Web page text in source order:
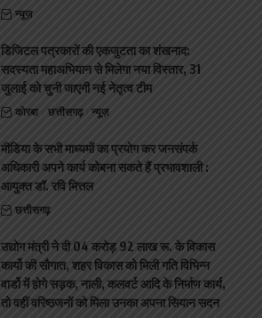
न्यूज़
डिजिटल पत्रकारों की एकजुटता का शंखनाद:
सदस्यता महाअभियान से मिलेगा नया विस्तार, 31
जुलाई को चुनी जाएगी नई नेतृत्व टीम
कोरबा छत्तीसगढ़ न्यूज़
मीडिया के सभी माध्यमों का प्रयोग कर जनसंपर्क
अधिकारी अपने कार्य कोबना सकते हैं प्रभावशाली :
आयुक्त डॉ. रवि मित्तल
छत्तीसगढ़
उद्योग मंत्री ने दी 04 करोड़ 92 लाख रू. के विकास
कार्यो की सौगात, शहर विकास को मिली गति विभिन्न
वार्डो मेंं होगे सड़क, नाली, कलवर्ट आदि के निर्माण कार्य,
तो वहीं वरिष्ठजनों को मिला उनका अपना सियान सदन